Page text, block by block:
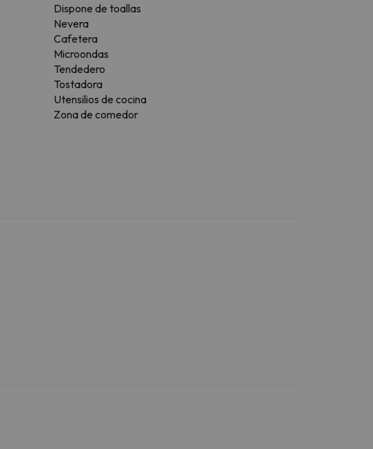
Dispone de toallas
Nevera
Cafetera
Microondas
Tendedero
Tostadora
Utensilios de cocina
Zona de comedor